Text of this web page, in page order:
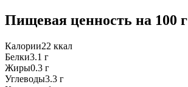
Пищевая ценность на 100 г
Калории22 ккал
Белки3.1 г
Жиры0.3 г
Углеводы3.3 г